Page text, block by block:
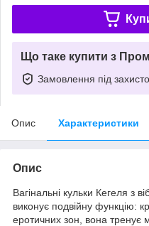
Що таке купити з
Замовлення під
Опис Характеристики
Опис
Вагінальні кульки Кегеля з
виконує подвійну функцію:
еротичних зон, вона тренує